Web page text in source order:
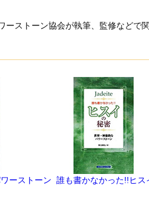
ーストーン協会が執筆、監修などで
ーストーン 誰も書かなかった!!ヒス